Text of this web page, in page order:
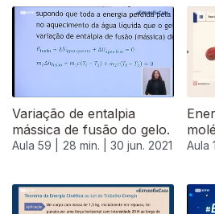
Variação de entalpia
mássica de fusão do gelo.
Aula 59 | 28 min. | 30 jun. 2021 Aula
556380